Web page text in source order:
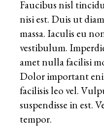
Faucibus nisl
nisi est. Duis ut
massa. Iaculis eu
vestibulum.
amet nulla facilisi
Dolor important
facilisis leo vel.
suspendisse in est.
tempor.